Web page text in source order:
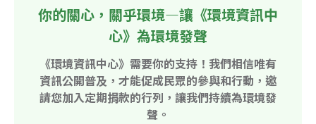
你的關心，關乎環境—讓《環境資訊中
心》為環境發聲
《環境資訊中心》需要你的支持！我們相信唯有
資訊公開普及，才能促成民眾的參與和行動，邀
請您加入定期捐款的行列，讓我們持續為環境發
聲。